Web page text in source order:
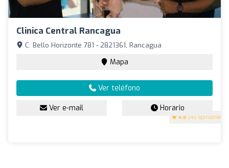
Clinica Central Rancagua
4.8 (45 opiniones)
C. Bello Horizonte 781 - 2821361, Rancagua
Mapa
Ver teléfono
Ver e-mail Horario